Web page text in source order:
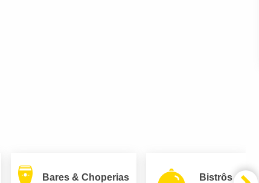
Bares & Choperias Bistrôs